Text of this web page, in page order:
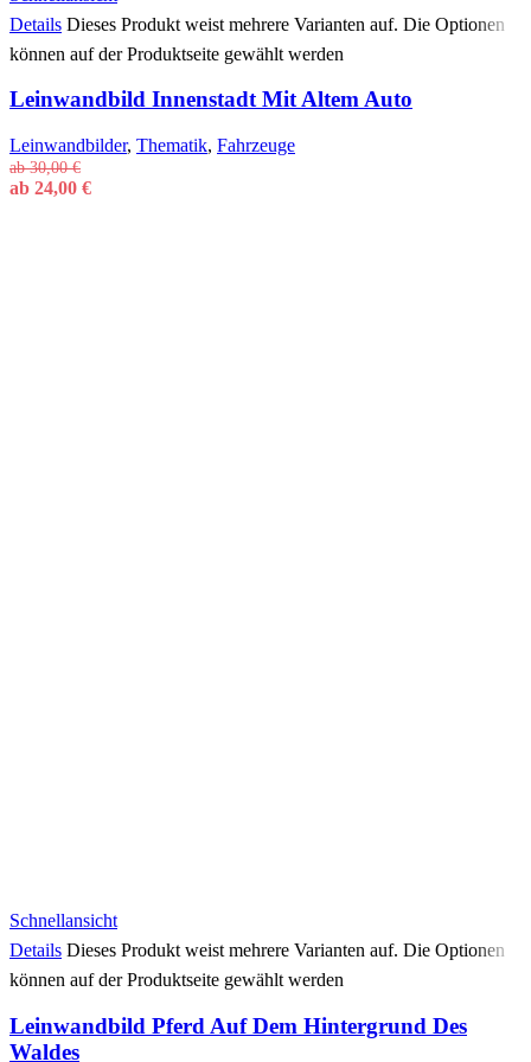
Details Dieses Produkt weist mehrere Varianten auf. Die Optionen
können auf der Produktseite gewählt werden
Leinwandbild Innenstadt Mit Altem Auto
Leinwandbilder, Thematik, Fahrzeuge
ab30,00€
ab 24,00 €
Schnellansicht
Details Dieses Produkt weist mehrere Varianten auf. Die Optionen
können auf der Produktseite gewählt werden
Leinwandbild Pferd Auf Dem Hintergrund Des
Waldes